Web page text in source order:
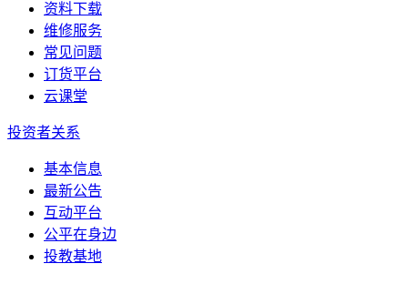
资料下载
维修服务
常见问题
订货平台
云课堂
投资者关系
基本信息
最新公告
互动平台
公平在身边
投教基地